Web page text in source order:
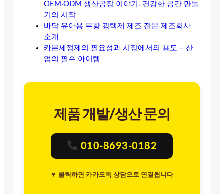
OEM·ODM 생산공장 이야기. 건강한 공간 만들
기의 시작
바닥 유아용 무향 광택제 제조 전문 제조회사
소개
카본세정제의 필요성과 시장에서의 용도 – 산
업의 필수 아이템
제품 개발/생산 문의
010-8693-0182
▼ 클릭하면 카카오톡 상담으로 연결됩니다